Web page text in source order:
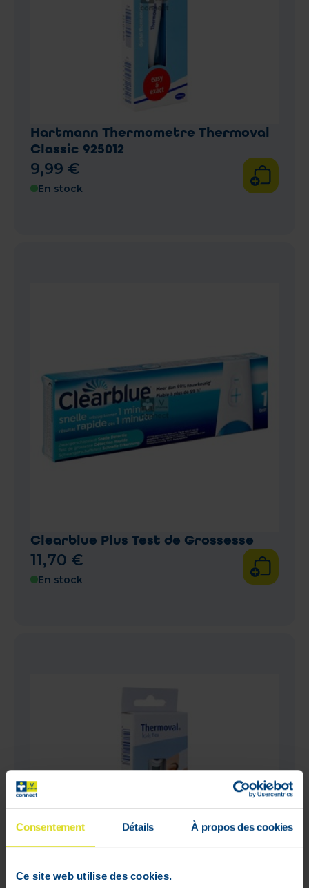
Consentement Détails À propos des cookies
Ce site web utilise des cookies.
Hartmann Thermometre Thermoval
Classic 925012
9,99 €
En stock
Clearblue Plus Test de Grossesse
11,70 €
En stock